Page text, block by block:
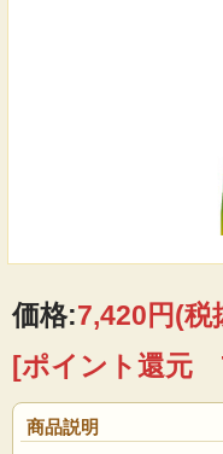
価格:7,420円(税
[ポイント還元
商品説明